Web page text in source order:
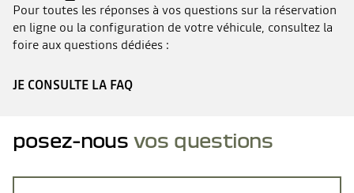
Pour toutes les réponses à vos questions sur la réservation
en ligne ou la configuration de votre véhicule, consultez la
foire aux questions dédiées :
JE CONSULTE LA FAQ
posez-nous vos questions